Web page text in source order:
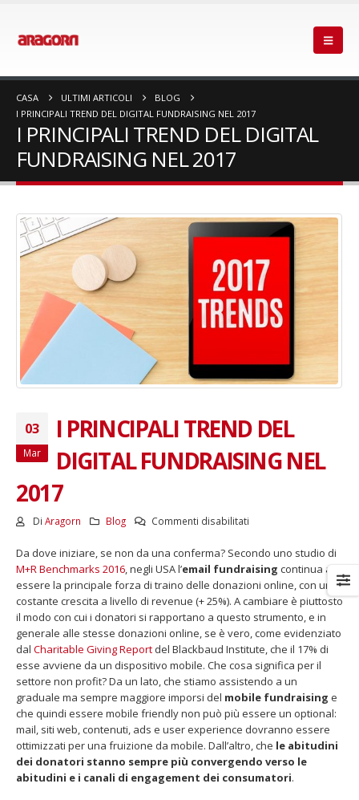
CASA ULTIMI ARTICOLI
BLOG
I PRINCIPALI TREND DEL DIGITAL FUNDRAISING NEL 2017
I PRINCIPALI TREND DEL DIGITAL
FUNDRAISING NEL 2017
03
Mar
I PRINCIPALI TREND DEL
DIGITAL FUNDRAISING NEL
2017
Di Aragorn Blog Commenti disabilitati
PRINCIPALI
TREND
DEL
DIGITAL
FUNDRAISING
NEL
2017
Da dove iniziare, se non da una conferma? Secondo uno studio di
M+R Benchmarks 2016 , negli USA l’email fundraising continua a
essere la principale forza di traino delle donazioni online, con una
costante crescita a livello di revenue (+ 25%). A cambiare è piuttosto
il modo con cui i donatori si rapportano a questo strumento, e in
generale alle stesse donazioni online, se è vero, come evidenziato
dal Charitable Giving Report del Blackbaud Institute, che il 17% di
esse avviene da un dispositivo mobile. Che cosa significa per il
settore non profit? Da un lato, che stiamo assistendo a un
graduale ma sempre maggiore imporsi del mobile fundraising e
che quindi essere mobile friendly non può più essere un optional:
mail, siti web, contenuti, ads e user experience dovranno essere
ottimizzati per una fruizione da mobile. Dall’altro, che le abitudini
dei donatori stanno sempre più convergendo verso le
abitudini e i canali di engagement dei consumatori.